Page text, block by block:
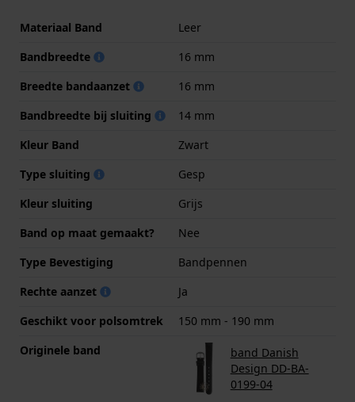
Materiaal Band
Leer
Bandbreedte
16 mm
Breedte bandaanzet
16 mm
Bandbreedte bij sluiting
14 mm
Kleur Band
Zwart
Type sluiting
Gesp
Kleur sluiting
Grijs
Band op maat gemaakt?
Nee
Type Bevestiging
Bandpennen
Rechte aanzet
Ja
Geschikt voor polsomtrek
150 mm - 190 mm
Originele band
band Danish
Design DD-BA-
0199-04